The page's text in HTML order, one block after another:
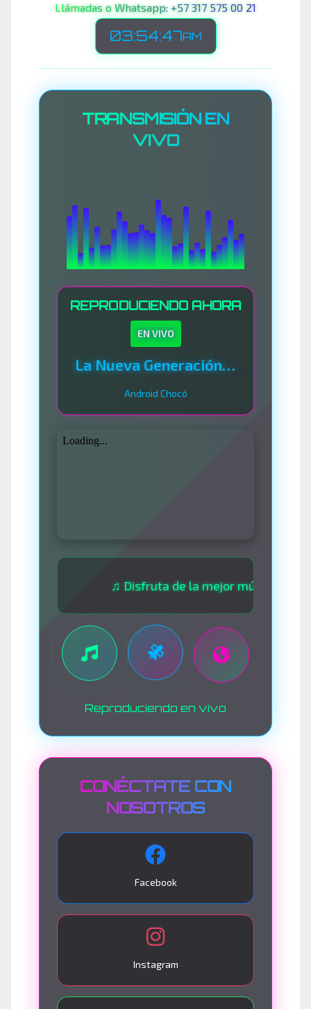
Llámadas o Whatsapp: +57 317 575 00 21
03:54:49AM
TRANSMISIÓN EN
VIVO
REPRODUCIENDO AHORA
EN VIVO
La Nueva Generación Del Sistema
Android Chocó
♫ Disfruta de la mejor música las 24
Reproduciendo en vivo
CONÉCTATE CON
NOSOTROS
Facebook
Instagram